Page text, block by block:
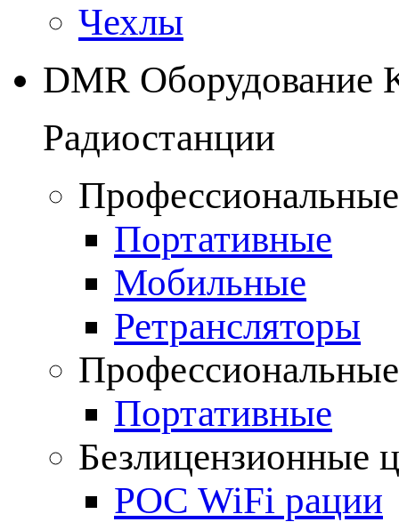
Чехлы
DMR Оборудование
Радиостанции
Портативные
Мобильные
Ретрансляторы
Портативные
Безлицензионные
POC WiFi рации